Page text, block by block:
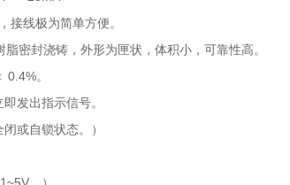
接线极为简单方便。
封浇铸，外形为匣状，体积小，可靠性高。
。
发出指示信号。
或自锁状态。）